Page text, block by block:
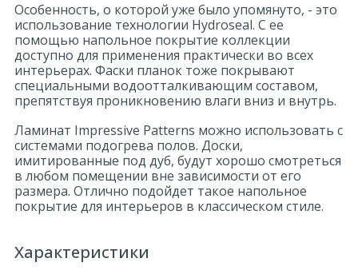
Особенность, о которой уже было упомянуто, - это
использование технологии Hydroseal. С ее
помощью напольное покрытие коллекции
доступно для применения практически во всех
интерьерах. Фаски планок тоже покрывают
специальными водоотталкивающим составом,
препятствуя проникновению влаги вниз и внутрь.
Ламинат Impressive Patterns можно использовать с
системами подогрева полов. Доски,
имитированные под дуб, будут хорошо смотреться
в любом помещении вне зависимости от его
размера. Отлично подойдет такое напольное
покрытие для интерьеров в классическом стиле.
Характеристики